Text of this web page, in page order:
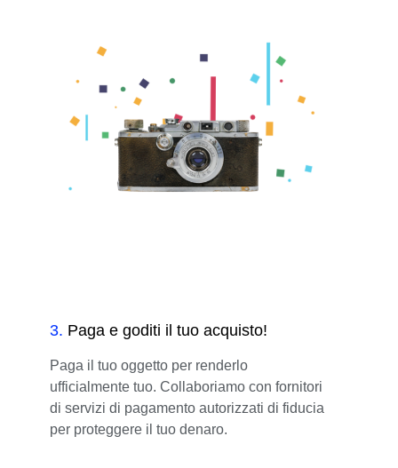
3. Paga e goditi il tuo acquisto!
Paga il tuo oggetto per renderlo
ufficialmente tuo. Collaboriamo con fornitori
di servizi di pagamento autorizzati di fiducia
per proteggere il tuo denaro.